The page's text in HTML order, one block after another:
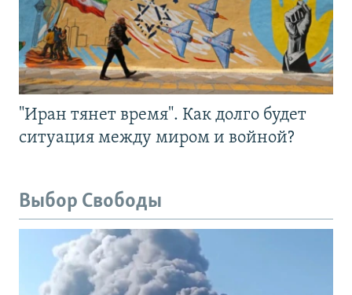
"Иран тянет время". Как долго будет
ситуация между миром и войной?
Выбор Свободы